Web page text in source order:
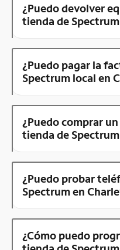
¿Puedo devolver
tienda de
¿Puedo pagar la
Spectrum local en
¿Puedo comprar
tienda de
¿Puedo probar
Spectrum en
¿Cómo puedo